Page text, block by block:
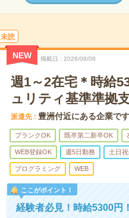
未読
NEW 掲載日 2026/08/08
週1～2在宅＊時給
ュリティ基準準拠
派遣先 豊洲付近にある企業です
ブランクOK 既卒第二新卒OK
WEB登録OK 週5日勤務 土日
プログラミング WEB
ここがポイント！
経験者必見！時給5300円